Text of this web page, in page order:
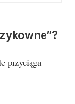
przyciąga